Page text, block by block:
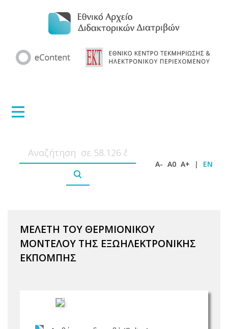
A- A0 A+ | EN
ΜΕΛΕΤΗ ΤΟΥ ΘΕΡΜΙΟΝΙΚΟΥ
ΜΟΝΤΕΛΟΥ ΤΗΣ ΕΞΩΗΛΕΚΤΡΟΝΙΚΗΣ
ΕΚΠΟΜΠΗΣ